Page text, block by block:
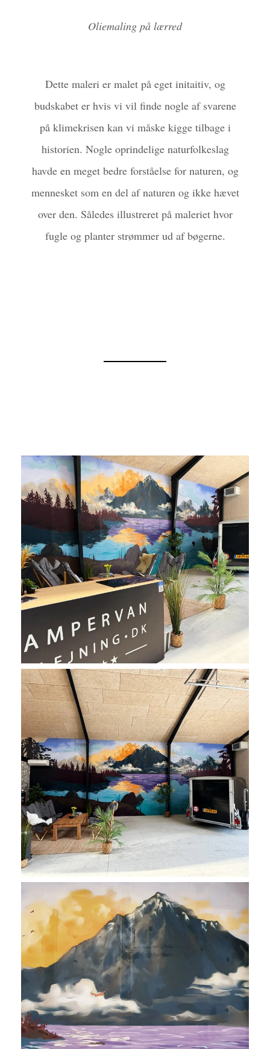
Oliemaling på lærred
Dette maleri er malet på eget initaitiv, og
budskabet er hvis vi vil finde nogle af svarene
på klimekrisen kan vi måske kigge tilbage i
historien. Nogle oprindelige naturfolkeslag
havde en meget bedre forståelse for naturen, og
mennesket som en del af naturen og ikke hævet
over den. Således illustreret på maleriet hvor
fugle og planter strømmer ud af bøgerne.